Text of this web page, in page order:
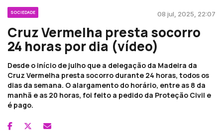
SOCIEDADE 08 jul, 2025, 22:07
Cruz Vermelha presta socorro
24 horas por dia (vídeo)
Desde o início de julho que a delegação da Madeira da
Cruz Vermelha presta socorro durante 24 horas, todos os
dias da semana. O alargamento do horário, entre as 8 da
manhã e as 20 horas, foi feito a pedido da Proteção Civil e
é pago.